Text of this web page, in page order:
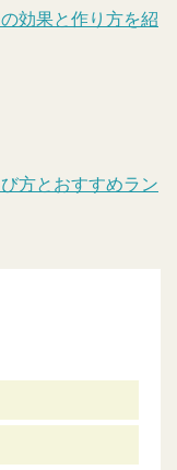
効果と作り方を紹
方とおすすめラン